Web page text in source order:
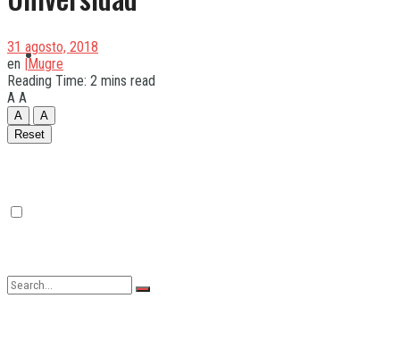
Quilmes
Varela
31 agosto, 2018
en |Mugre
Reading Time: 2 mins read
A A
A
A
Reset